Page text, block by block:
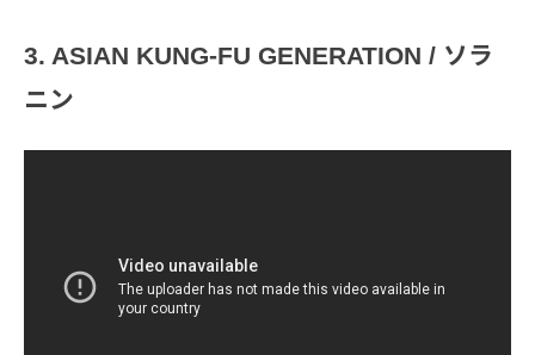
3. ASIAN KUNG-FU GENERATION / ソラ
ニン